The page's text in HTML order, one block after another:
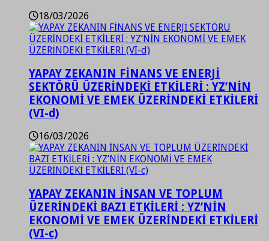
18/03/2026
YAPAY ZEKANIN FİNANS VE ENERJİ
SEKTÖRÜ ÜZERİNDEKİ ETKİLERİ : YZ’NİN
EKONOMİ VE EMEK ÜZERİNDEKİ ETKİLERİ
(VI-d)
16/03/2026
YAPAY ZEKANIN İNSAN VE TOPLUM
ÜZERİNDEKİ BAZI ETKİLERİ : YZ’NİN
EKONOMİ VE EMEK ÜZERİNDEKİ ETKİLERİ
(VI-c)